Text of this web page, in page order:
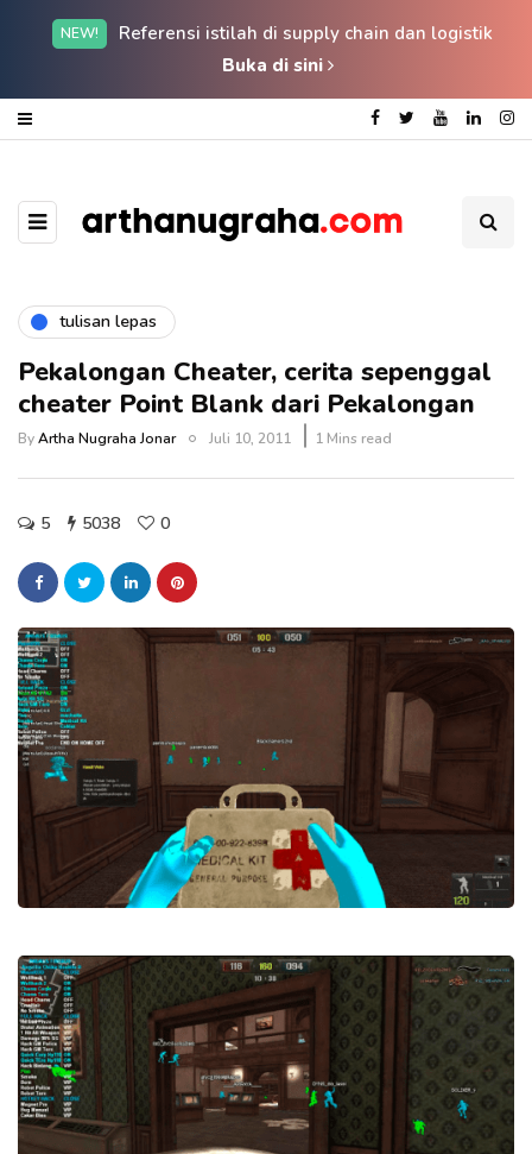
NEW!
Referensi istilah di supply chain dan logistik
Buka di sini
tulisan lepas
Pekalongan Cheater, cerita sepenggal
cheater Point Blank dari Pekalongan
ByArtha Nugraha Jonar Juli 10, 2011 1 Mins read
5 5038 0